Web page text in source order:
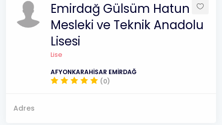
Emirdağ Gülsüm Hatun
Mesleki ve Teknik Anadolu
Lisesi
Lise
AFYONKARAHİSAR EMİRDAĞ
(0)
Adres